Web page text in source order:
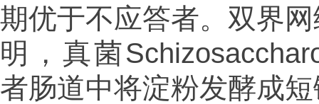
期优于不应答者。双界
明，真菌
者肠道中将淀粉发酵成